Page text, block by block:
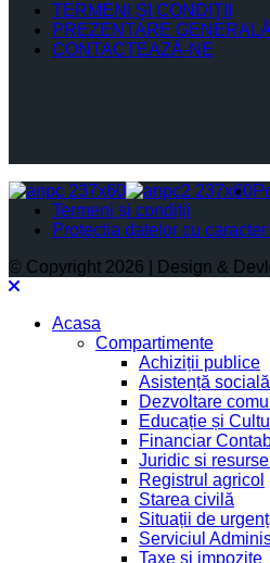
TERMENI ŞI CONDIŢII
PREZENTARE GENERALĂ
CONTACTEAZĂ-NE
Termeni și condiții
Protectia datelor cu caracter
© Copyright 2026 | Design &
Acasa
Compartimente
Achiziții publice
Asistență socială
Dezvoltare
Educație și
Financiar
Juridic si
Registrul agricol
Starea civilă
Situații de
Serviciul
Taxe și impozite